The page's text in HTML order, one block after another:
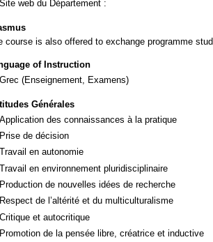
Site web du Département :
course is also offered to exchange programme
of Instruction
Grec (Enseignement, Examens)
Générales
Application des connaissances à la pratique
Prise de décision
Travail en autonomie
Travail en environnement pluridisciplinaire
Production de nouvelles idées de recherche
Respect de l’altérité et du multiculturalisme
Critique et autocritique
Promotion de la pensée libre, créatrice et inductive